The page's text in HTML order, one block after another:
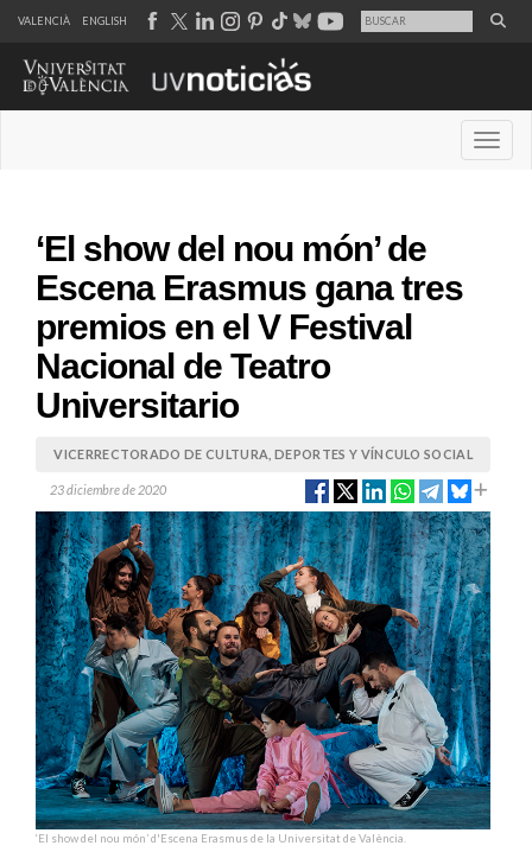
VALENCIÀ ENGLISH
‘El show del nou món’ de
Escena Erasmus gana tres
premios en el V Festival
Nacional de Teatro
Universitario
VICERRECTORADO DE CULTURA, DEPORTES Y VÍNCULO SOCIAL
23 diciembre de 2020
‘El show del nou món’ d'Escena Erasmus de la Universitat de València.